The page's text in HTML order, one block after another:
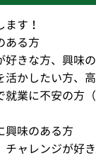
す！
ある方
きな方、興味
かしたい方、
業に不安の方
味のある方
ャレンジが好